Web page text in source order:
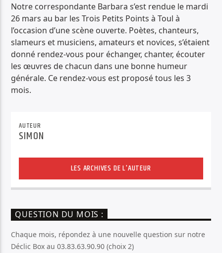
Radio Déclic
Notre correspondante Barbara s’est rendue le mardi
26 mars au bar les Trois Petits Points à Toul à
l’occasion d’une scène ouverte. Poètes, chanteurs,
slameurs et musiciens, amateurs et novices, s’étaient
donné rendez-vous pour échanger, chanter, écouter
les œuvres de chacun dans une bonne humeur
générale. Ce rendez-vous est proposé tous les 3
mois.
AUTEUR
SIMON
LES ARCHIVES DE L'AUTEUR
QUESTION DU MOIS :
Chaque mois, répondez à une nouvelle question sur notre
Déclic Box au 03.83.63.90.90 (choix 2)